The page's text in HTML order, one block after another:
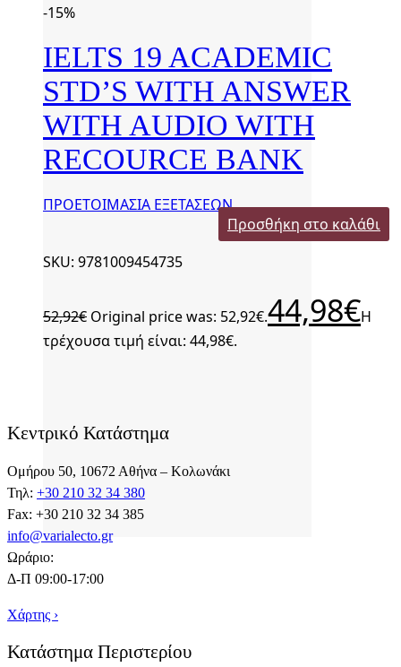
-15%
IELTS 19 ACADEMIC
STD’S WITH ANSWER
WITH AUDIO WITH
RECOURCE BANK
ΠΡΟΕΤΟΙΜΑΣΙΑ ΕΞΕΤΑΣΕΩΝ
Προσθήκη στο καλάθι
SKU: 9781009454735
52,92€ Original price was: 52,92€.44,98€Η
τρέχουσα τιμή είναι: 44,98€.
Κεντρικό Κατάστημα
Ομήρου 50, 10672 Αθήνα – Κολωνάκι
Τηλ: +30 210 32 34 380
Fax: +30 210 32 34 385
info@varialecto.gr
Ωράριο:
Δ-Π 09:00-17:00
Χάρτης ›
Κατάστημα Περιστερίου